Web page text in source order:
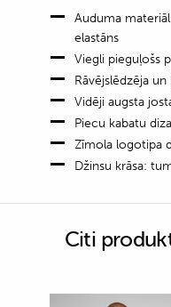
Auduma
elastāns
Viegli pieguļošs
Rāvējslēdzēja
Vidēji augsta
Piecu kabatu
Zīmola logotipa
Džinsu krāsa:
Citi